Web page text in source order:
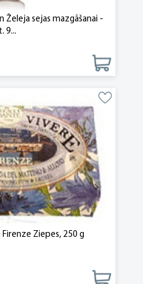
Želeja sejas mazgāšanai -
9...
Ziepes, 250 g